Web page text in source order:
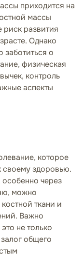
приходится на
массы
риск развития
Однако
о
физическая
контроль
аспекты
которое
своему здоровью.
через
можно
ткани и
Важно
не только
общего